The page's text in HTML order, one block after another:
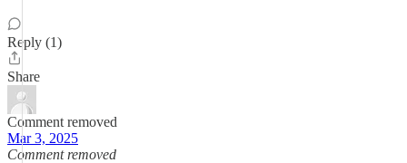
Reply (1)
Share
Comment removed
Mar 3, 2025
Comment removed